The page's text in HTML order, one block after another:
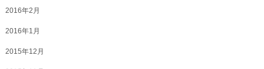
2016年2月
2016年1月
2015年12月